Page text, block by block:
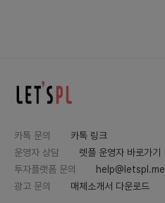
카톡 문의
카톡 링크
운영자 상담
렛플 운영자 바로가기
투자플랫폼 문의
help@letspl.me
광고 문의
매체소개서 다운로드